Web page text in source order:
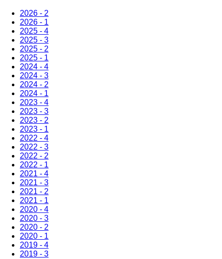
2026 - 2
2026 - 1
2025 - 4
2025 - 3
2025 - 2
2025 - 1
2024 - 4
2024 - 3
2024 - 2
2024 - 1
2023 - 4
2023 - 3
2023 - 2
2023 - 1
2022 - 4
2022 - 3
2022 - 2
2022 - 1
2021 - 4
2021 - 3
2021 - 2
2021 - 1
2020 - 4
2020 - 3
2020 - 2
2020 - 1
2019 - 4
2019 - 3